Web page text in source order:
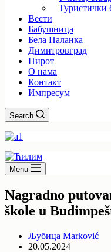
Туристички
Вести
Бабушница
Бела Паланка
Димитровград
Пирот
О нама
Контакт
Импресум
Search
Menu
Nagradno
škole u
Љубица Marković
20.05.2024